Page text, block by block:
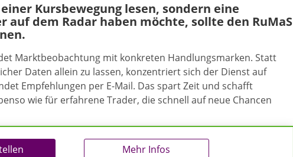
Kursbewegung lesen, sondern eine
auf dem Radar haben möchte, sollte den RuMaS
Marktbeobachtung mit konkreten Handlungsmarken. Statt
Daten allein zu lassen, konzentriert sich der Dienst auf
Empfehlungen per E-Mail. Das spart Zeit und schafft
wie für erfahrene Trader, die schnell auf neue Chancen
Mehr Infos